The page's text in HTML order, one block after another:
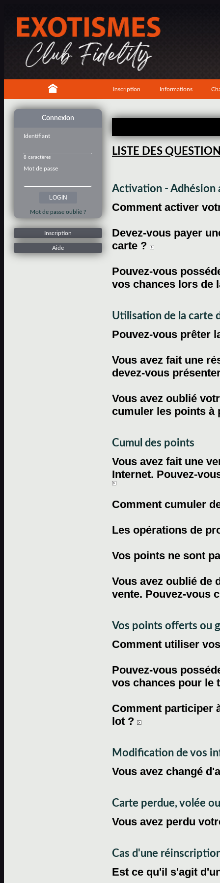
Inscription Informations
Connexion
Identifiant
8 caractères
Mot de passe
Mot de passe oublié ?
Inscription
Aide
LISTE DES
Activation - Adhésion
Comment activer
Devez-vous payer
carte ?
Pouvez-vous
vos chances lors de
Utilisation de la carte
Pouvez-vous prêter
Vous avez fait une
devez-vous
Vous avez oublié
cumuler les points
Cumul des points
Vous avez fait une
Internet. Pouvez-
Comment cumuler
Les opérations de
Vos points ne sont
Vous avez oublié de
vente. Pouvez-vous
Vos points offerts ou
Comment utiliser
Pouvez-vous
vos chances pour le
Comment participer
lot ?
Modification de vos
Vous avez changé
Carte perdue, volée
Vous avez perdu
Cas d'une
Est ce qu'il s'agit